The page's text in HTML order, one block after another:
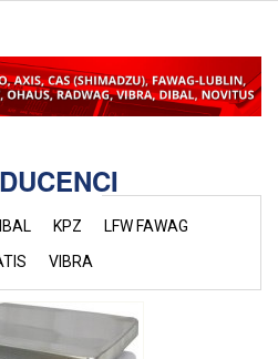
KPZ
LFW FAWAG
VIBRA